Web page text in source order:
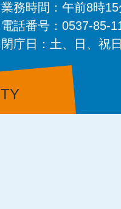
業務時間：午前8時
電話番号：0537-85-
閉庁日：土、日、祝